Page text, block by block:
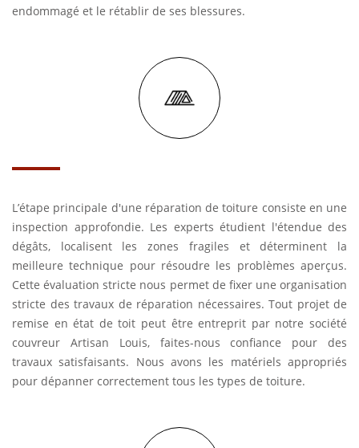
endommagé et le rétablir de ses blessures.
L’étape principale d'une réparation de toiture consiste en une
inspection approfondie. Les experts étudient l'étendue des
dégâts, localisent les zones fragiles et déterminent la
meilleure technique pour résoudre les problèmes aperçus.
Cette évaluation stricte nous permet de fixer une organisation
stricte des travaux de réparation nécessaires. Tout projet de
remise en état de toit peut être entreprit par notre société
couvreur Artisan Louis, faites-nous confiance pour des
travaux satisfaisants. Nous avons les matériels appropriés
pour dépanner correctement tous les types de toiture.